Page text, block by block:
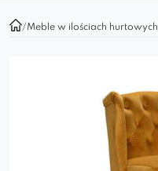
/Meble w ilościach hurtowych